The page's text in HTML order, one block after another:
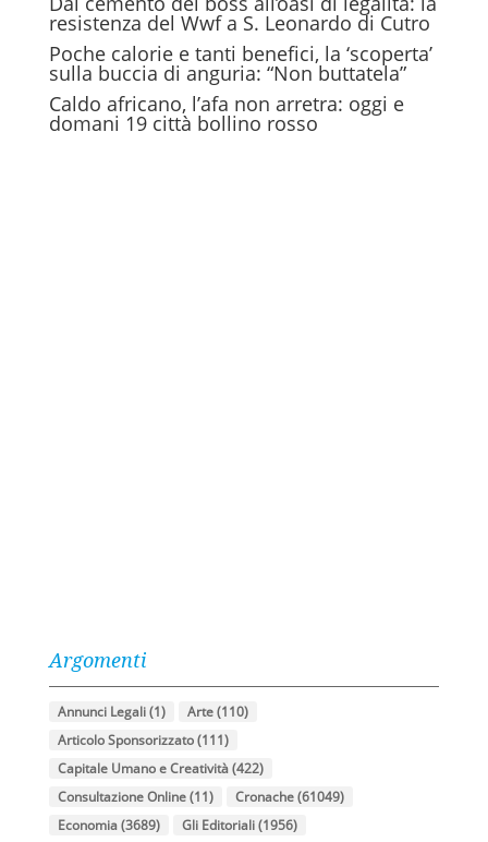
resistenza del Wwf a S. Leonardo di Cutro
Poche calorie e tanti benefici, la ‘scoperta’
sulla buccia di anguria: “Non buttatela”
Caldo africano, l’afa non arretra: oggi e
domani 19 città bollino rosso
Argomenti
Annunci Legali(1) Arte(110)
Articolo Sponsorizzato(111)
Capitale Umano e Creatività(422)
Consultazione Online(11) Cronache(61049)
Economia(3689) Gli Editoriali(1956)